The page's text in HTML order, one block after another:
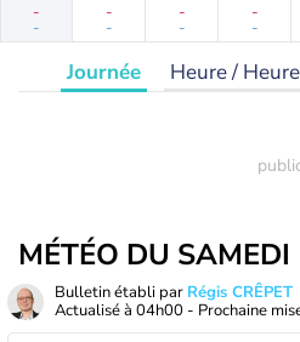
-
-
-
-
-
-
-
-
Journée Heure / Heure
MÉTÉO DU
Bulletin établi par Régis CRÊPET
Actualisé à 04h00 - Prochaine